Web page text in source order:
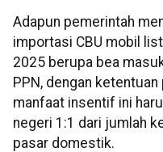
‎Adapun pemerintah
importasi CBU mobil
2025 berupa bea
PPN, dengan
manfaat insentif ini
negeri 1:1 dari jumlah
pasar domestik.